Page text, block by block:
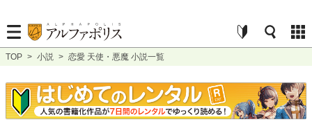
TOP > 小説 > 恋愛 天使・悪魔 小説一覧